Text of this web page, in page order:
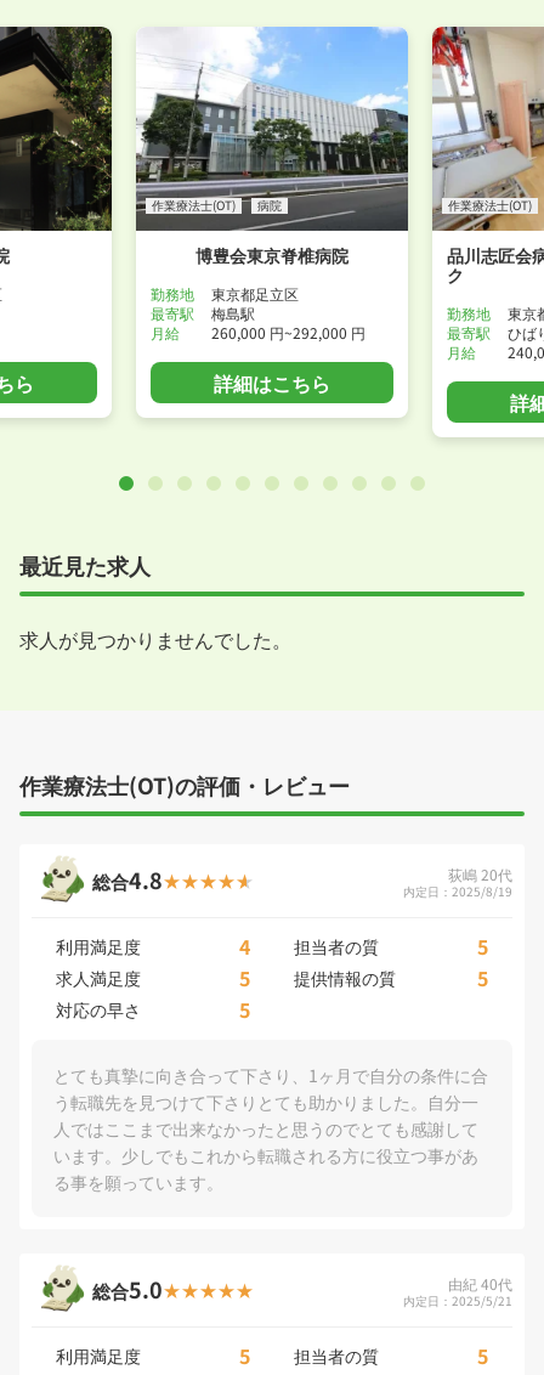
ら
作業療法士(OT) 病院
博豊会東京脊椎病院
勤務地
東京都足立区
最寄駅
梅島駅
月給
260,000 円~292,000 円
詳細はこちら
作業療法士(OT)
品川志匠会
ク
勤務地
東京
最寄駅
ひば
月給
詳
最近見た求人
求人が見つかりませんでした。
作業療法士(OT)の評価・レビュー
総合4.8 荻嶋 20代
内定日：2025/8/19
利用満足度 4 担当者の質 5
求人満足度 5 提供情報の質 5
対応の早さ 5
とても真摯に向き合って下さり、1ヶ月で自分の条件に合
う転職先を見つけて下さりとても助かりました。自分一
人ではここまで出来なかったと思うのでとても感謝して
います。少しでもこれから転職される方に役立つ事があ
る事を願っています。
総合5.0 由紀 40代
内定日：2025/5/21
利用満足度 5 担当者の質 5